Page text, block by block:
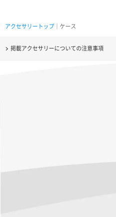
アクセサリートップ ｜ケース
掲載アクセサリーについての注意事項